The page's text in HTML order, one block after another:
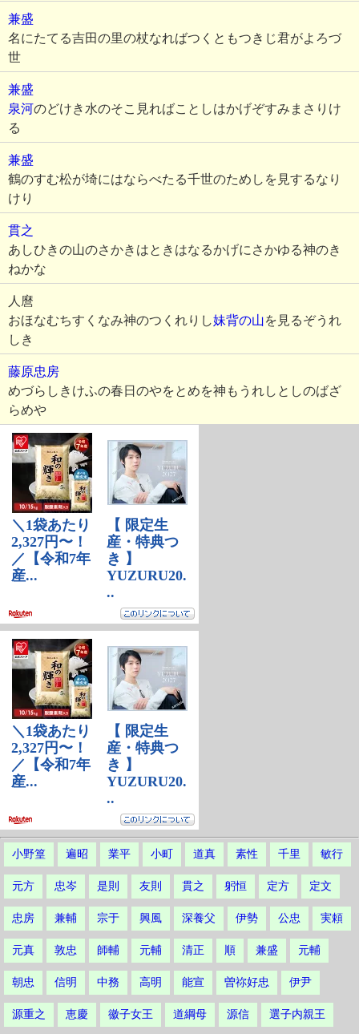
兼盛
名にたてる吉田の里の杖なればつくともつきじ君がよろづ
世
兼盛
泉河のどけき水のそこ見ればことしはかげぞすみまさりけ
る
兼盛
鶴のすむ松が埼にはならべたる千世のためしを見するなり
けり
貫之
あしひきの山のさかきはときはなるかげにさかゆる神のき
ねかな
人麿
おほなむちすくなみ神のつくれりし妹背の山を見るぞうれ
しき
藤原忠房
めづらしきけふの春日のやをとめを神もうれしとしのばざ
らめや
小野篁 遍昭 業平 小町 道真 素性 千里 敏行
元方 忠岑 是則 友則 貫之 躬恒 定方 定文
忠房 兼輔 宗于 興風 深養父 伊勢 公忠 実頼
元真 敦忠 師輔 元輔 清正 順 兼盛 元輔
朝忠 信明 中務 高明 能宣 曽祢好忠 伊尹
源重之 恵慶 徽子女王 道綱母 源信 選子内親王